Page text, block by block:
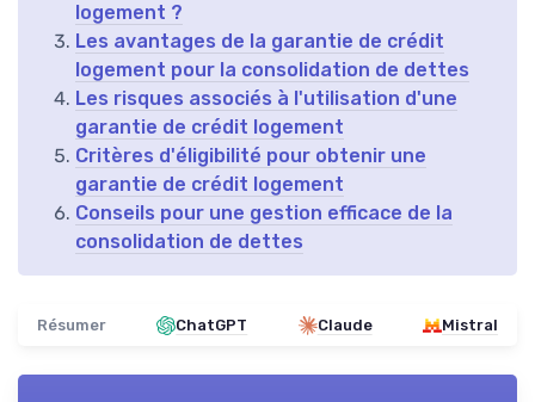
logement ?
Les avantages de la garantie de crédit
logement pour la consolidation de dettes
Les risques associés à l'utilisation d'une
garantie de crédit logement
Critères d'éligibilité pour obtenir une
garantie de crédit logement
Conseils pour une gestion efficace de la
consolidation de dettes
Résumer ChatGPT Claude Mistral